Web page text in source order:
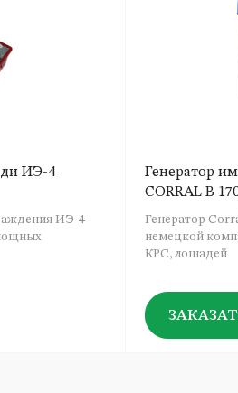
ИЭ-4
ИЭ-4
Генератор
CORRAL В
Генератор
немецкой
КРС, лошадей